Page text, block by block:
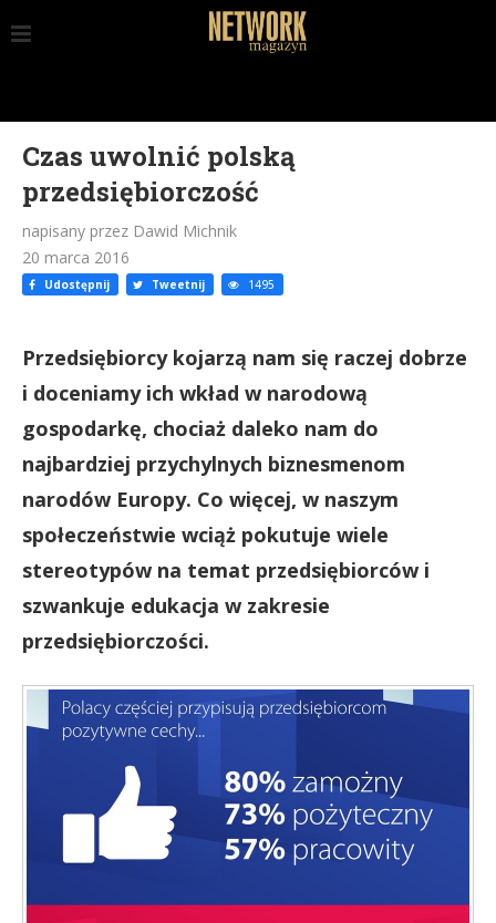
Czas uwolnić polską
przedsiębiorczość
napisany przez Dawid Michnik
20 marca 2016
Udostępnij Tweetnij 1495
Przedsiębiorcy kojarzą nam się raczej dobrze
i doceniamy ich wkład w narodową
gospodarkę, chociaż daleko nam do
najbardziej przychylnych biznesmenom
narodów Europy. Co więcej, w naszym
społeczeństwie wciąż pokutuje wiele
stereotypów na temat przedsiębiorców i
szwankuje edukacja w zakresie
przedsiębiorczości.